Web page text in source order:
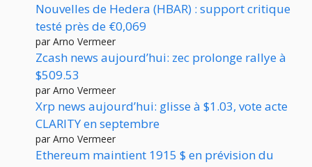
Nouvelles de Hedera (HBAR) : support critique
testé près de €0,069
par Arno Vermeer
Zcash news aujourd’hui: zec prolonge rallye à
$509.53
par Arno Vermeer
Xrp news aujourd’hui: glisse à $1.03, vote acte
CLARITY en septembre
par Arno Vermeer
Ethereum maintient 1915 $ en prévision du